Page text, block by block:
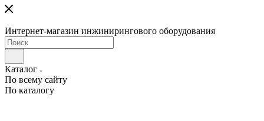
Интернет-магазин инжинирингового оборудования
Каталог
По всему сайту
По каталогу